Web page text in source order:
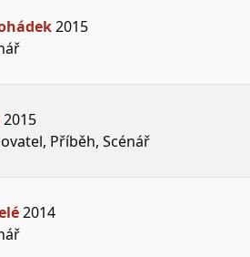
2015
2015
Příběh, Scénář
2014